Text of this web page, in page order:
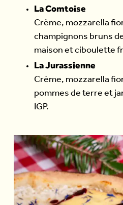
La Comtoise
Crème, mozzarella
champignons bruns
maison et ciboulette
La Jurassienne
Crème, mozzarella
pommes de terre et
IGP.